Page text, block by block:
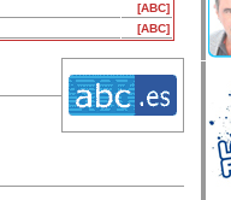
[ABC]
[ABC]